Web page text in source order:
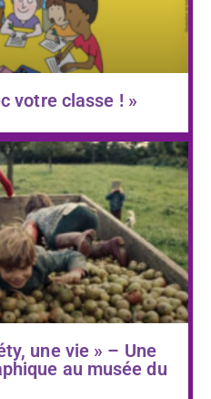
votre classe ! »
une vie » – Une
au musée du